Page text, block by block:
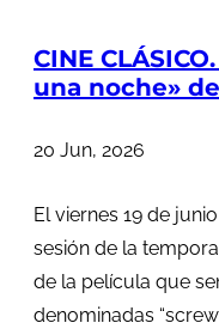
CINE
una noche»
20 Jun, 2026
El viernes 19 de
sesión de la
de la película que
denominadas